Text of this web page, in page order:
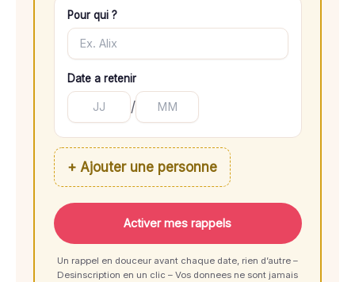
Pour qui ?
Date a retenir
/
+ Ajouter une personne
Activer mes rappels
Un rappel en douceur avant chaque date, rien d’autre –
Desinscription en un clic – Vos donnees ne sont jamais